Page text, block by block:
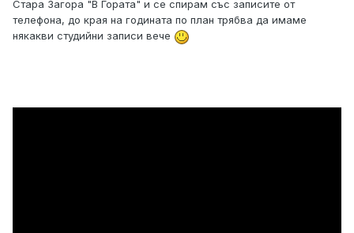
Стара Загора "В Гората" и се спирам със записите от
телефона, до края на годината по план трябва да имаме
някакви студийни записи вече